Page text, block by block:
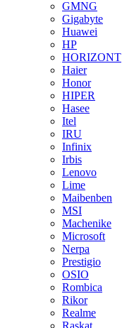
GMNG
Gigabyte
Huawei
HP
HORIZONT
Haier
Honor
HIPER
Hasee
Itel
IRU
Infinix
Irbis
Lenovo
Lime
Maibenben
MSI
Machenike
Microsoft
Nerpa
Prestigio
OSIO
Rombica
Rikor
Realme